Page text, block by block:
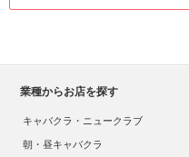
業種からお店を探す
キャバクラ・ニュークラブ
朝・昼キャバクラ